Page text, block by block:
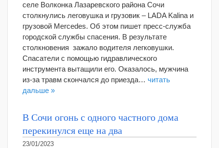
селе Волконка Лазаревского района Сочи
столкнулись леговушка и грузовик – LADA Kalina и
грузовой Mercedes. Об этом пишет пресс-служба
городской службы спасения. В результате
столкновения зажало водителя легковушки.
Спасатели с помощью гидравлического
инструмента вытащили его. Оказалось, мужчина
из-за травм скончался до приезда… читать
дальше »
В Сочи огонь с одного частного дома
перекинулся еще на два
23/01/2023